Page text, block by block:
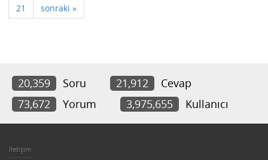
21
sonraki »
20,359 Soru 21,912
Cevap
73,672
Yorum 3,975,655 Kullanıcı
İletişim